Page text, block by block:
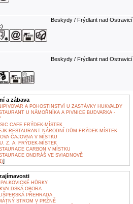
Beskydy / Frýdlant nad Ostravicí
Beskydy / Frýdlant nad Ostravicí
a zábava
A POHOSTINSTVÍ U ZASTÁVKY HUKVALDY
U NÁMOŘNÍKA A PIVNICE BUDVARKA -
CAFE FRÝDEK-MÍSTEK
RESTAURANT NÁRODNÍ DŮM FRÝDEK-MÍSTEK
ČAJOVNA V MÍSTKU
Z. A. FRÝDEK-MÍSTEK
CARBON V MÍSTKU
ONDRÁŠ VE SVIADNOVĚ
]
HŮRKY
OBORA
PŘEHRADA
STROM V PRŽNĚ